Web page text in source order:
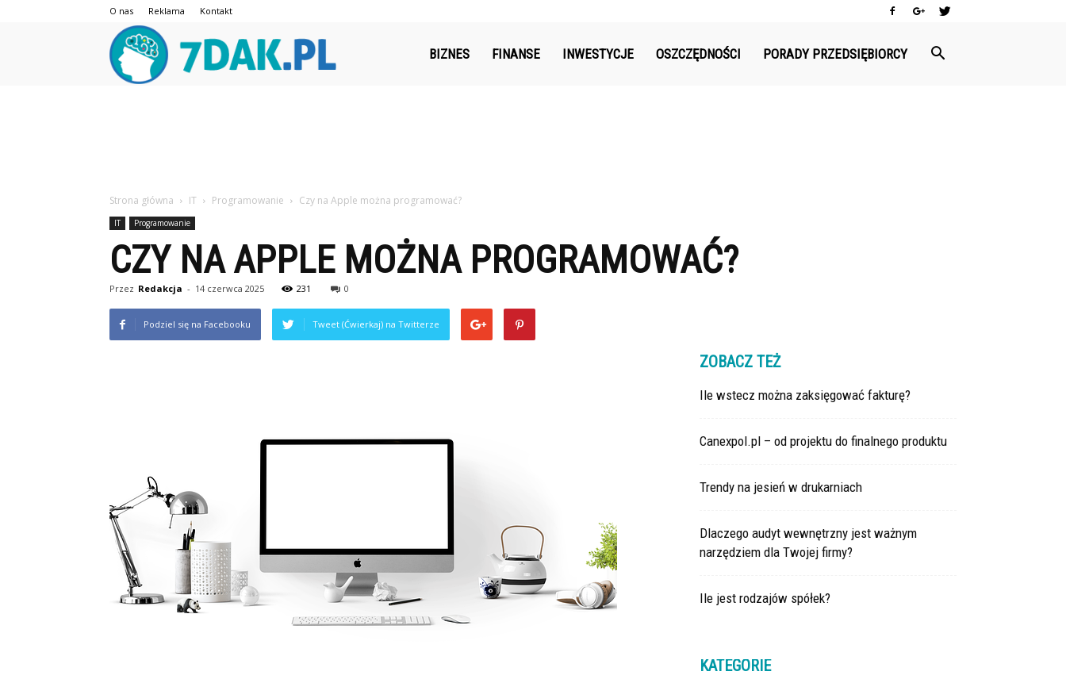
O nas Reklama Kontakt
BIZNES FINANSE INWESTYCJE OSZCZĘDNOŚCI PORADY PRZEDSIĘBIORCY
Strona główna IT Programowanie Czy na Apple można programować?
IT Programowanie
CZY NA APPLE MOŻNA PROGRAMOWAĆ?
Przez Redakcja - 14 czerwca 2025 231 0
Podziel się na Facebooku Tweet (Ćwierkaj) na Twitterze
ZOBACZ TEŻ
Ile wstecz można zaksięgować fakturę?
Canexpol.pl – od projektu do finalnego produktu
Trendy na jesień w drukarniach
Dlaczego audyt wewnętrzny jest ważnym
narzędziem dla Twojej firmy?
Ile jest rodzajów spółek?
KATEGORIE